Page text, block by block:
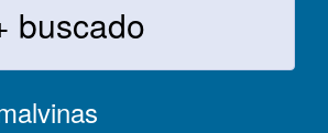
buscado